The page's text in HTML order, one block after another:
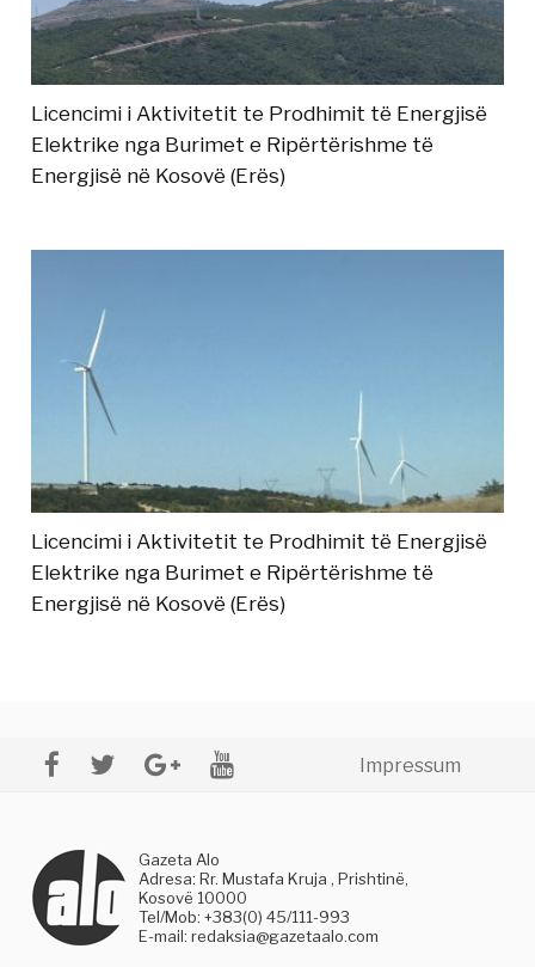
Licencimi i Aktivitetit te Prodhimit të Energjisë
Elektrike nga Burimet e Ripërtërishme të
Energjisë në Kosovë (Erës)
Licencimi i Aktivitetit te Prodhimit të Energjisë
Elektrike nga Burimet e Ripërtërishme të
Energjisë në Kosovë (Erës)
Impressum
Gazeta Alo
Adresa: Rr. Mustafa Kruja , Prishtinë,
Kosovë 10000
Tel/Mob: +383(0) 45/111-993
E-mail:redaksia@gazetaalo.com